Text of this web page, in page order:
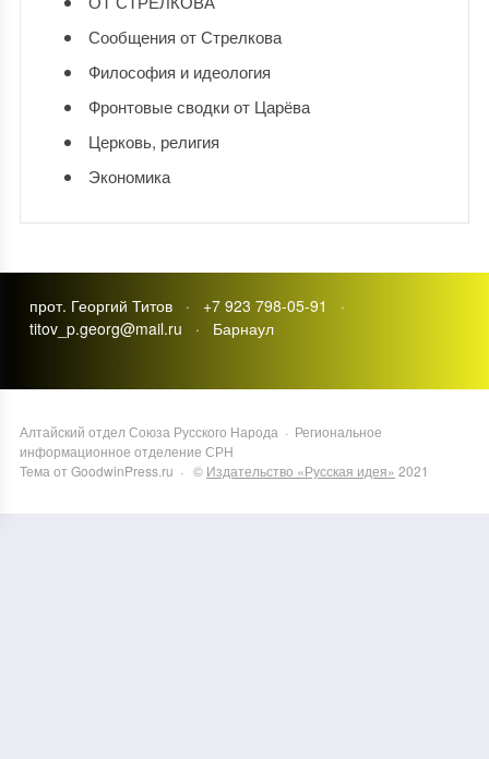
Сообщения от Стрелкова
Философия и идеология
Фронтовые сводки от Царёва
Церковь, религия
Экономика
прот. Георгий Титов · +7 923 798-05-91 ·
titov_p.georg@mail.ru · Барнаул
Алтайский отдел Союза Русского Народа · Региональное
информационное отделение СРН
Тема от GoodwinPress.ru · © Издательство «Русская идея» 2021